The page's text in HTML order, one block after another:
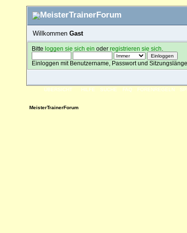
WillkommenGast
Bitte loggen sie sich ein oder registrieren sie sich
Einloggen mit Benutzername, Passwort und Sitzungslänge
ÜBERSICHT HILFE SUCHE FAQ FORENREGELN
MeisterTrainerForum